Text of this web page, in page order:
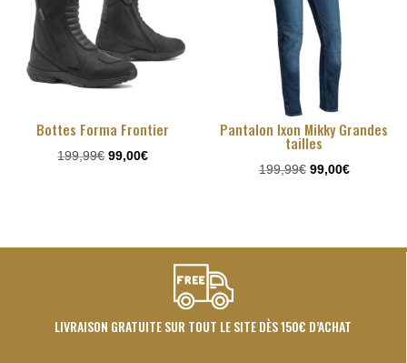
Bottes Forma Frontier
199,99€ Le
199,99€.
99,00€Le
99,00€.
Pantalon Ixon Mikky Grandes
tailles
199,99€ Le
99,00€Le
LIVRAISON GRATUITE SUR TOUT LE SITE DÈS 150€ D’ACHAT